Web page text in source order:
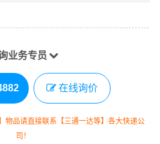
业务专员
在线询价
物品请直接联系【三通一达等】各大快递公
司！